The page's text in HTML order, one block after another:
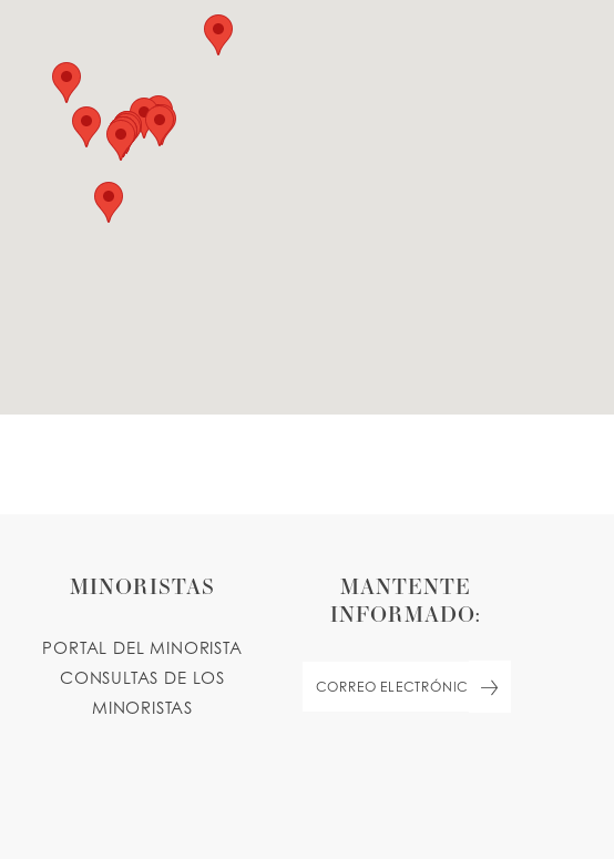
MINORISTAS
PORTAL DEL MINORISTA
CONSULTAS DE LOS
MINORISTAS
MANTENTE
INFORMADO: